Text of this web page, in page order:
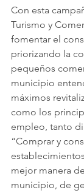
Con esta
Turismo y
fomentar el
priorizando la
pequeños
municipio
máximos
como los
empleo, tanto
“Comprar y
mejor manera
municipio, de